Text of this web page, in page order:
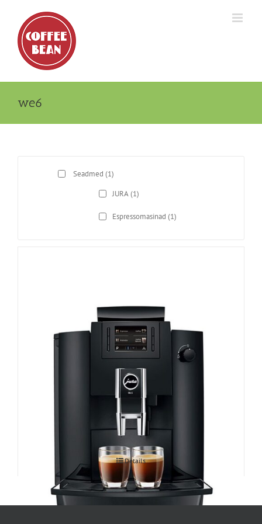
content
we6
Seadmed (1)
JURA(1)
Espressomasinad (1)
Espressomasin JURA WE6
Details